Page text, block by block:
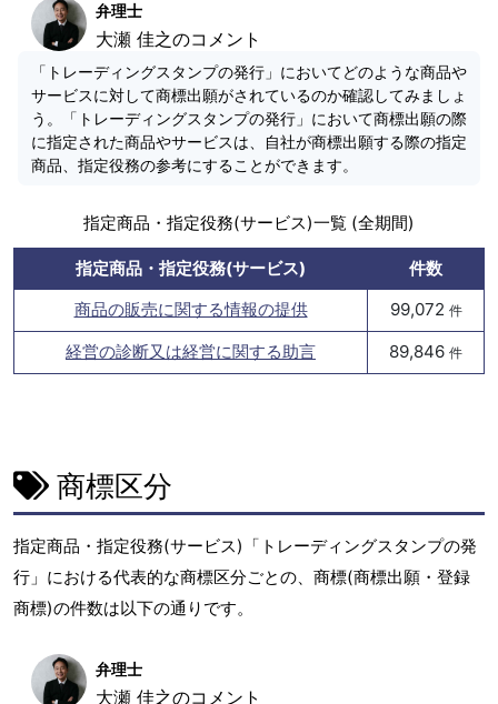
弁理士
大瀬 佳之のコメント
「トレーディングスタンプの発行」においてどのような商品や
サービスに対して商標出願がされているのか確認してみましょ
う。「トレーディングスタンプの発行」において商標出願の際
に指定された商品やサービスは、自社が商標出願する際の指定
商品、指定役務の参考にすることができます。
指定商品・指定役務(サービス)一覧 (全期間)
指定商品・指定役務(サービス)
件数
商品の販売に関する情報の提供
99,072 件
経営の診断又は経営に関する助言 89,846 件
商標区分
指定商品・指定役務(サービス)「トレーディングスタンプの発
行」における代表的な商標区分ごとの、商標(商標出願・登録
商標)の件数は以下の通りです。
弁理士
大瀬 佳之のコメント